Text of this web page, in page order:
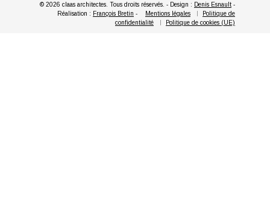
© 2026 claas architectes. Tous droits réservés. - Design : Denis Esnault -
Réalisation : François Bretin - Mentions légales
Politique de
confidentialité
Politique de cookies (UE)